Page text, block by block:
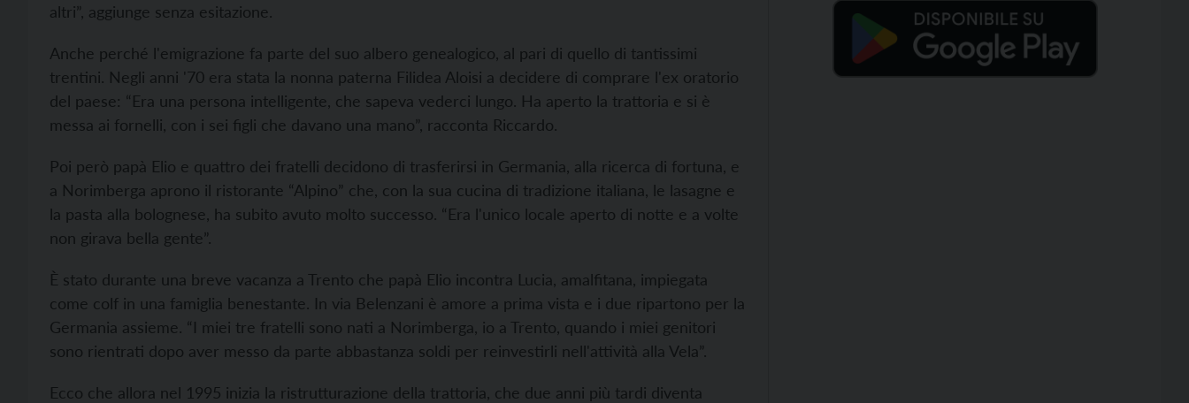
altri”, aggiunge senza esitazione.
Anche perché l'emigrazione fa parte del suo albero genealogico, al pari di quello di tantissimi
trentini. Negli anni '70 era stata la nonna paterna Filidea Aloisi a decidere di comprare l'ex oratorio
del paese: “Era una persona intelligente, che sapeva vederci lungo. Ha aperto la trattoria e si è
messa ai fornelli, con i sei figli che davano una mano”, racconta Riccardo.
Poi però papà Elio e quattro dei fratelli decidono di trasferirsi in Germania, alla ricerca di fortuna, e
a Norimberga aprono il ristorante “Alpino” che, con la sua cucina di tradizione italiana, le lasagne e
la pasta alla bolognese, ha subito avuto molto successo. “Era l'unico locale aperto di notte e a volte
non girava bella gente”.
È stato durante una breve vacanza a Trento che papà Elio incontra Lucia, amalfitana, impiegata
come colf in una famiglia benestante. In via Belenzani è amore a prima vista e i due ripartono per la
Germania assieme. “I miei tre fratelli sono nati a Norimberga, io a Trento, quando i miei genitori
sono rientrati dopo aver messo da parte abbastanza soldi per reinvestirli nell'attività alla Vela”.
Ecco che allora nel 1995 inizia la ristrutturazione della trattoria, che due anni più tardi diventa